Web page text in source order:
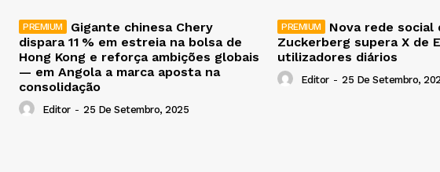
Gigante chinesa Chery
dispara 11 % em estreia na bolsa de
Hong Kong e reforça ambições globais
— em Angola a marca aposta na
consolidação
Editor - 25 De Setembro, 2025
Nova rede social
Zuckerberg supera X de
utilizadores diários
Editor - 25 De Setembro,